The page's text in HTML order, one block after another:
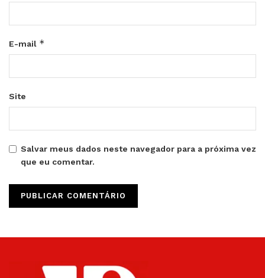
E-mail *
Site
Salvar meus dados neste navegador para a próxima vez
que eu comentar.